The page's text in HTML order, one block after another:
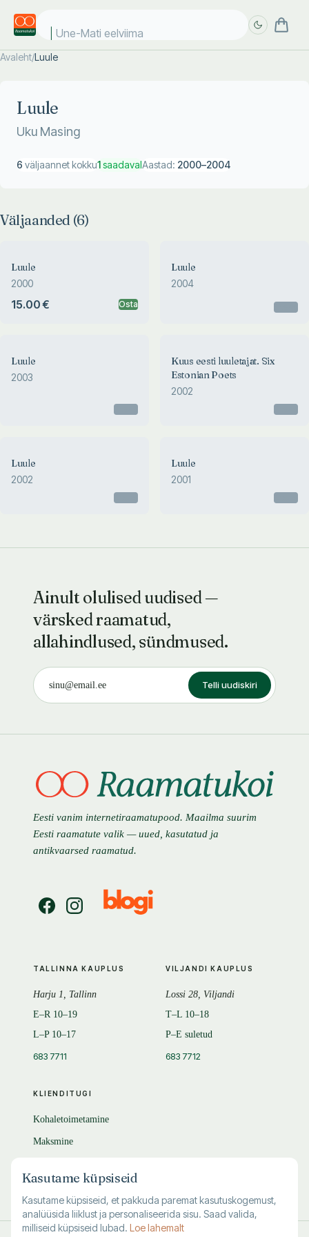
Une-Mati eelviimas
Avaleht/Luule
Luule
Uku Masing
6 väljaannet kokku1saadavalAastad: 2000–2004
Väljaanded (6)
Luule
2000
15.00 € Osta
Luule
2004
Luule
2003
Kuus eesti luuletajat. Six
Estonian Poets
2002
Luule
2002
Luule
2001
Ainult olulised uudised —
värsked raamatud,
allahindlused, sündmused.
Telli uudiskiri
Eesti vanim internetiraamatupood. Maailma suurim
Eesti raamatute valik — uued, kasutatud ja
antikvaarsed raamatud.
KLIENDITUGI
Kohaletoimetamine
Maksmine
KKK
TALLINNA KAUPLUS
Harju 1, Tallinn
E–R 10–19
L–P 10–17
683 7711
VILJANDI KAUPLUS
Lossi 28, Viljandi
T–L 10–18
P–E suletud
683 7712
Kasutame küpsiseid
Kasutame küpsiseid, et pakkuda paremat kasutuskogemust,
analüüsida liiklust ja personaliseerida sisu. Saad valida,
milliseid küpsiseid lubad. Loe lahemalt